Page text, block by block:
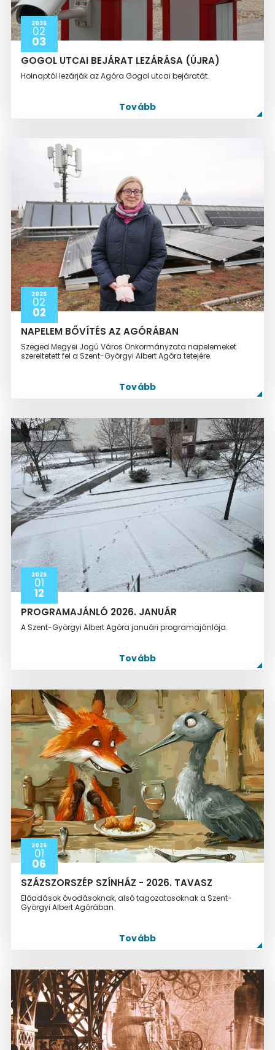
2026
02
03
GOGOL UTCAI BEJÁRAT LEZÁRÁSA (ÚJRA)
Holnaptól lezárják az Agóra Gogol utcai bejáratát.
Tovább
2026
02
02
NAPELEM BŐVÍTÉS AZ AGÓRÁBAN
Szeged Megyei Jogú Város Önkormányzata napelemeket
szereltetett fel a Szent-Györgyi Albert Agóra tetejére.
Tovább
2026
01
12
PROGRAMAJÁNLÓ 2026. JANUÁR
A Szent-Györgyi Albert Agóra januári programajánlója.
Tovább
2026
01
06
SZÁZSZORSZÉP SZÍNHÁZ - 2026. TAVASZ
Előadások óvodásoknak, alsó tagozatosoknak a Szent-
Györgyi Albert Agórában.
Tovább